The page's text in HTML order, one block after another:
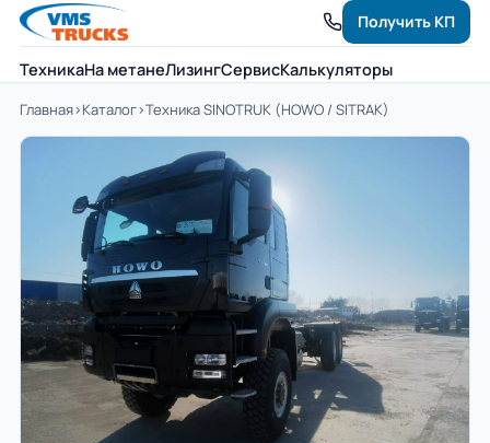
ТехникаНа метанеЛизингСервисКалькуляторы
Получить КП
Главная›Каталог›Техника SINOTRUK (HOWO / SITRAK)